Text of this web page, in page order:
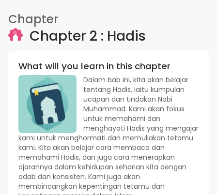
Chapter
Chapter 2 : Hadis
What will you learn in this chapter
Dalam bab ini, kita akan belajar
tentang Hadis, iaitu kumpulan
ucapan dan tindakan Nabi
Muhammad. Kami akan fokus
untuk memahami dan
menghayati Hadis yang mengajar
kami untuk menghormati dan memuliakan tetamu
kami. Kita akan belajar cara membaca dan
memahami Hadis, dan juga cara menerapkan
ajarannya dalam kehidupan seharian kita dengan
adab dan konsisten. Kami juga akan
membincangkan kepentingan tetamu dan